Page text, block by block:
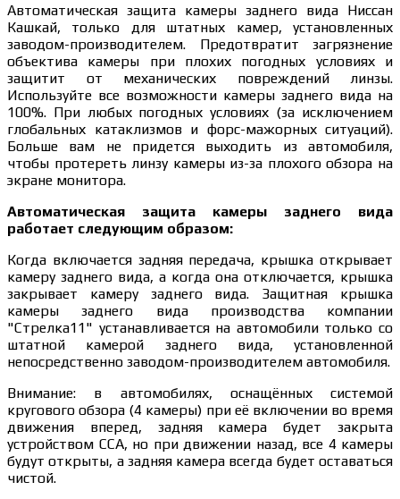
Автоматическая защита камеры заднего вида Ниссан
Кашкай, только для штатных камер, установленных
заводом-производителем. Предотвратит загрязнение
объектива камеры при плохих погодных условиях и
защитит от механических повреждений линзы.
Используйте все возможности камеры заднего вида на
100%. При любых погодных условиях (за исключением
глобальных катаклизмов и форс-мажорных ситуаций).
Больше вам не придется выходить из автомобиля,
чтобы протереть линзу камеры из-за плохого обзора на
экране монитора.
Автоматическая защита камеры заднего вида
работает следующим образом:
Когда включается задняя передача, крышка открывает
камеру заднего вида, а когда она отключается, крышка
закрывает камеру заднего вида. Защитная крышка
камеры заднего вида производства компании
"Стрелка11" устанавливается на автомобили только со
штатной камерой заднего вида, установленной
непосредственно заводом-производителем автомобиля.
Внимание: в автомобилях, оснащённых системой
кругового обзора (4 камеры) при её включении во время
движения вперед, задняя камера будет закрыта
устройством ССА, но при движении назад, все 4 камеры
будут открыты, а задняя камера всегда будет оставаться
чистой.